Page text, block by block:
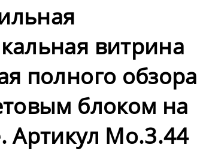
витрина
полного обзора
блоком на
Артикул Мо.3.44